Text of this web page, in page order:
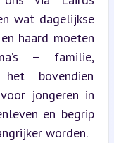
wat dagelijkse
haard moeten
– familie,
bovendien
jongeren in
en begrip
worden.